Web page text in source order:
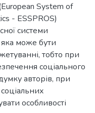
System of
- ESSPROS)
системи
яка може бути
тобто при
соціального
авторів, при
особливості